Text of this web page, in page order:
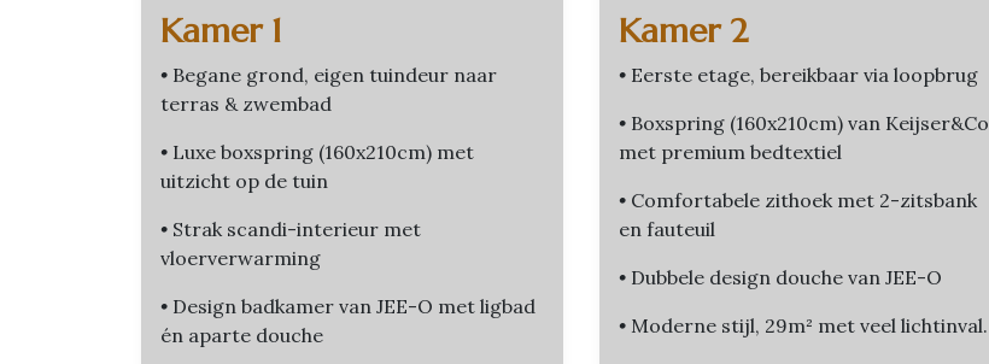
Kamer 1
• Begane grond, eigen tuindeur naar
terras & zwembad
• Luxe boxspring (160x210cm) met
uitzicht op de tuin
• Strak scandi-interieur met
vloerverwarming
• Design badkamer van JEE-O met ligbad
én aparte douche
Kamer 2
• Eerste etage, bereikbaar via loopbrug
• Boxspring (160x210cm) van Keijser&Co
met premium bedtextiel
• Comfortabele zithoek met 2-zitsbank
en fauteuil
• Dubbele design douche van JEE-O
• Moderne stijl, 29m² met veel lichtinval.